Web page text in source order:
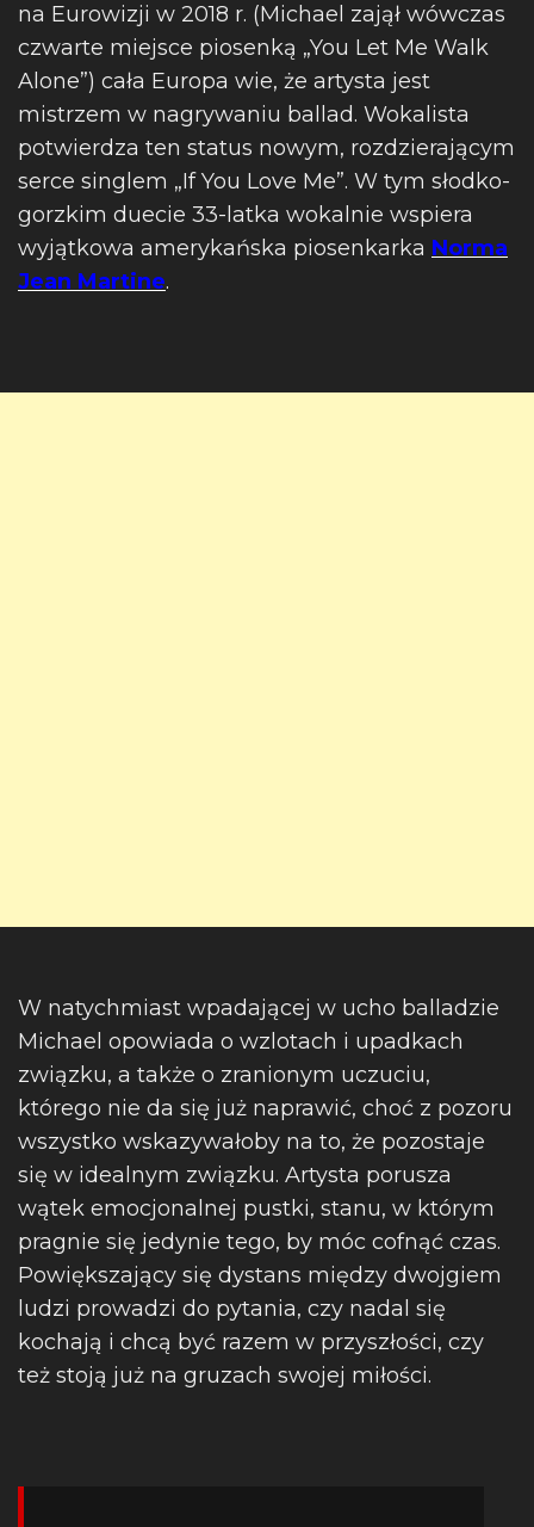
na Eurowizji w 2018 r. (Michael zajął wówczas
czwarte miejsce piosenką „You Let Me Walk
Alone”) cała Europa wie, że artysta jest
mistrzem w nagrywaniu ballad. Wokalista
potwierdza ten status nowym, rozdzierającym
serce singlem „If You Love Me”. W tym słodko-
gorzkim duecie 33-latka wokalnie wspiera
wyjątkowa amerykańska piosenkarka Norma
Jean Martine.
W natychmiast wpadającej w ucho balladzie
Michael opowiada o wzlotach i upadkach
związku, a także o zranionym uczuciu,
którego nie da się już naprawić, choć z pozoru
wszystko wskazywałoby na to, że pozostaje
się w idealnym związku. Artysta porusza
wątek emocjonalnej pustki, stanu, w którym
pragnie się jedynie tego, by móc cofnąć czas.
Powiększający się dystans między dwojgiem
ludzi prowadzi do pytania, czy nadal się
kochają i chcą być razem w przyszłości, czy
też stoją już na gruzach swojej miłości.